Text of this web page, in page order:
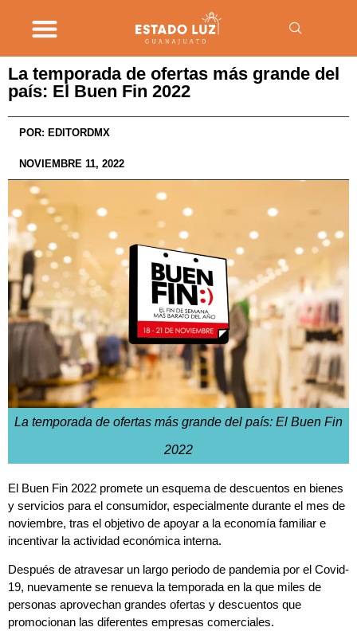
La temporada de ofertas más grande del
país: El Buen Fin 2022
POR: EDITORDMX
NOVIEMBRE 11, 2022
La temporada de ofertas más grande del país: El Buen Fin
2022
El Buen Fin 2022 promete un esquema de descuentos en bienes
y servicios para el consumidor, especialmente durante el mes de
noviembre, tras el objetivo de apoyar a la economía familiar e
incentivar la actividad económica interna.
Después de atravesar un largo periodo de pandemia por el Covid-
19, nuevamente se renueva la temporada en la que miles de
personas aprovechan grandes ofertas y descuentos que
promocionan las diferentes empresas comerciales.